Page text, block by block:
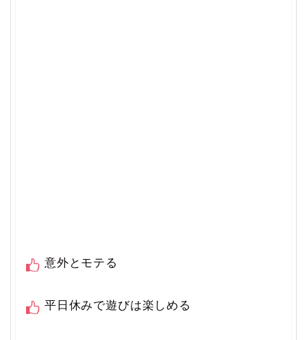
意外とモテる
平日休みで遊びは楽しめる